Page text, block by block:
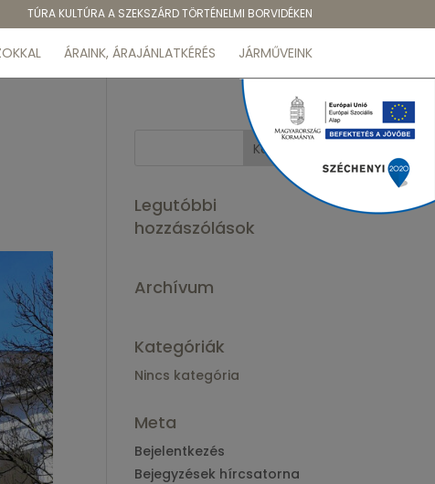
TÚRA KULTÚRA A SZEKSZÁRD TÖRTÉNELMI BORVIDÉKEN
ÁRAINK, ÁRAJÁNLATKÉRÉS JÁRMŰVEINK
Legutóbbi
hozzászólások
Archívum
Kategóriák
Nincs kategória
Meta
Bejelentkezés
Bejegyzések hírcsatorna